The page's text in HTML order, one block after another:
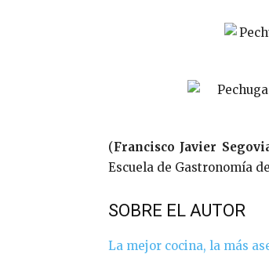
(Francisco Javier
Escuela de Gastronomía
SOBRE EL AUTOR
La mejor cocina, la más